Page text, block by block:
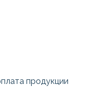
продукции